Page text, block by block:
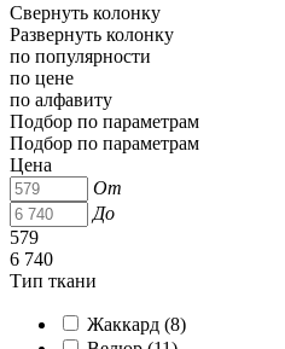
Свернуть колонку
Развернуть колонку
по популярности
по цене
по алфавиту
Подбор по параметрам
Подбор по параметрам
Цена
От
До
579
6 740
Тип ткани
Жаккард (8)